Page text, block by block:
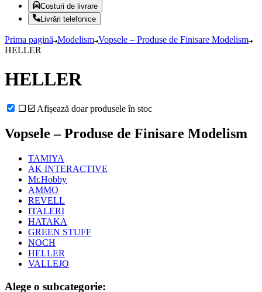
Costuri de livrare
Livrări telefonice
Prima pagină Modelism Vopsele – Produse de Finisare Modelism
HELLER
HELLER
Afișează doar produsele în stoc
Vopsele – Produse de Finisare Modelism
TAMIYA
AK INTERACTIVE
Mr.Hobby
AMMO
REVELL
ITALERI
HATAKA
GREEN STUFF
NOCH
HELLER
VALLEJO
Alege o subcategorie: